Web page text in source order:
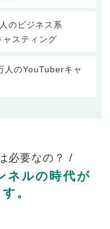
のビジネス系
スティング
人のYouTuberキャ
必要なの？ /
ネルの時代が
。